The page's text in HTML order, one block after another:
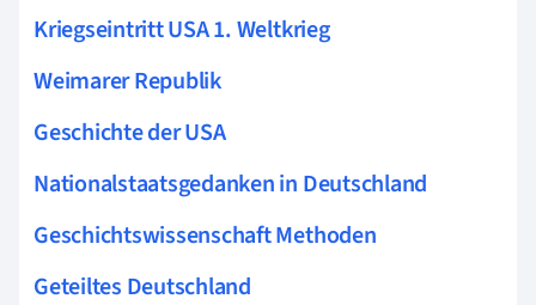
Kriegseintritt USA 1. Weltkrieg
Weimarer Republik
Geschichte der USA
Nationalstaatsgedanken in Deutschland
Geschichtswissenschaft Methoden
Geteiltes Deutschland